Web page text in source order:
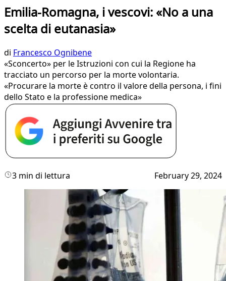
Emilia-Romagna, i vescovi: «No a una
scelta di eutanasia»
di Francesco Ognibene
«Sconcerto» per le Istruzioni con cui la Regione ha
tracciato un percorso per la morte volontaria.
«Procurare la morte è contro il valore della persona, i fini
dello Stato e la professione medica»
3 min di lettura February 29, 2024